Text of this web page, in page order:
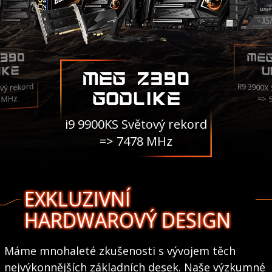
MEG Z390
GODLIKE
i9 9900KS Světový rekord
=> 7478 MHz
R9
=>
rekord
EXKLUZIVNÍ
HARDWAROVÝ DESIGN
Máme mnohaleté zkušenosti s vývojem těch
nejvýkonnějších základních desek. Naše výzkumné